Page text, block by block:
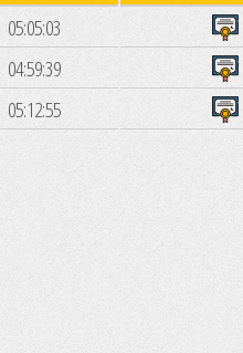
05:05:03
04:59:39
05:12:55